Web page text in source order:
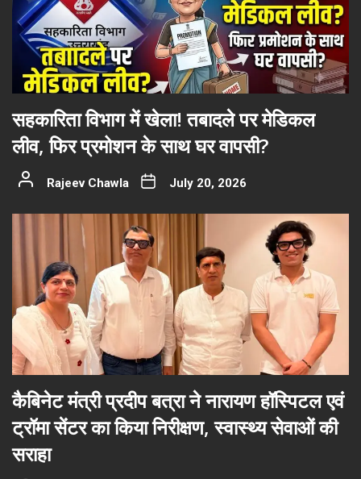
सहकारिता विभाग में खेला! तबादले पर मेडिकल
लीव, फिर प्रमोशन के साथ घर वापसी?
Rajeev Chawla July 20, 2026
कैबिनेट मंत्री प्रदीप बत्रा ने नारायण हॉस्पिटल एवं
ट्रॉमा सेंटर का किया निरीक्षण, स्वास्थ्य सेवाओं की
सराहा